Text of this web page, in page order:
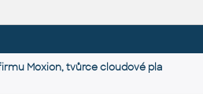
Moxion, tvůrce cloudové pla